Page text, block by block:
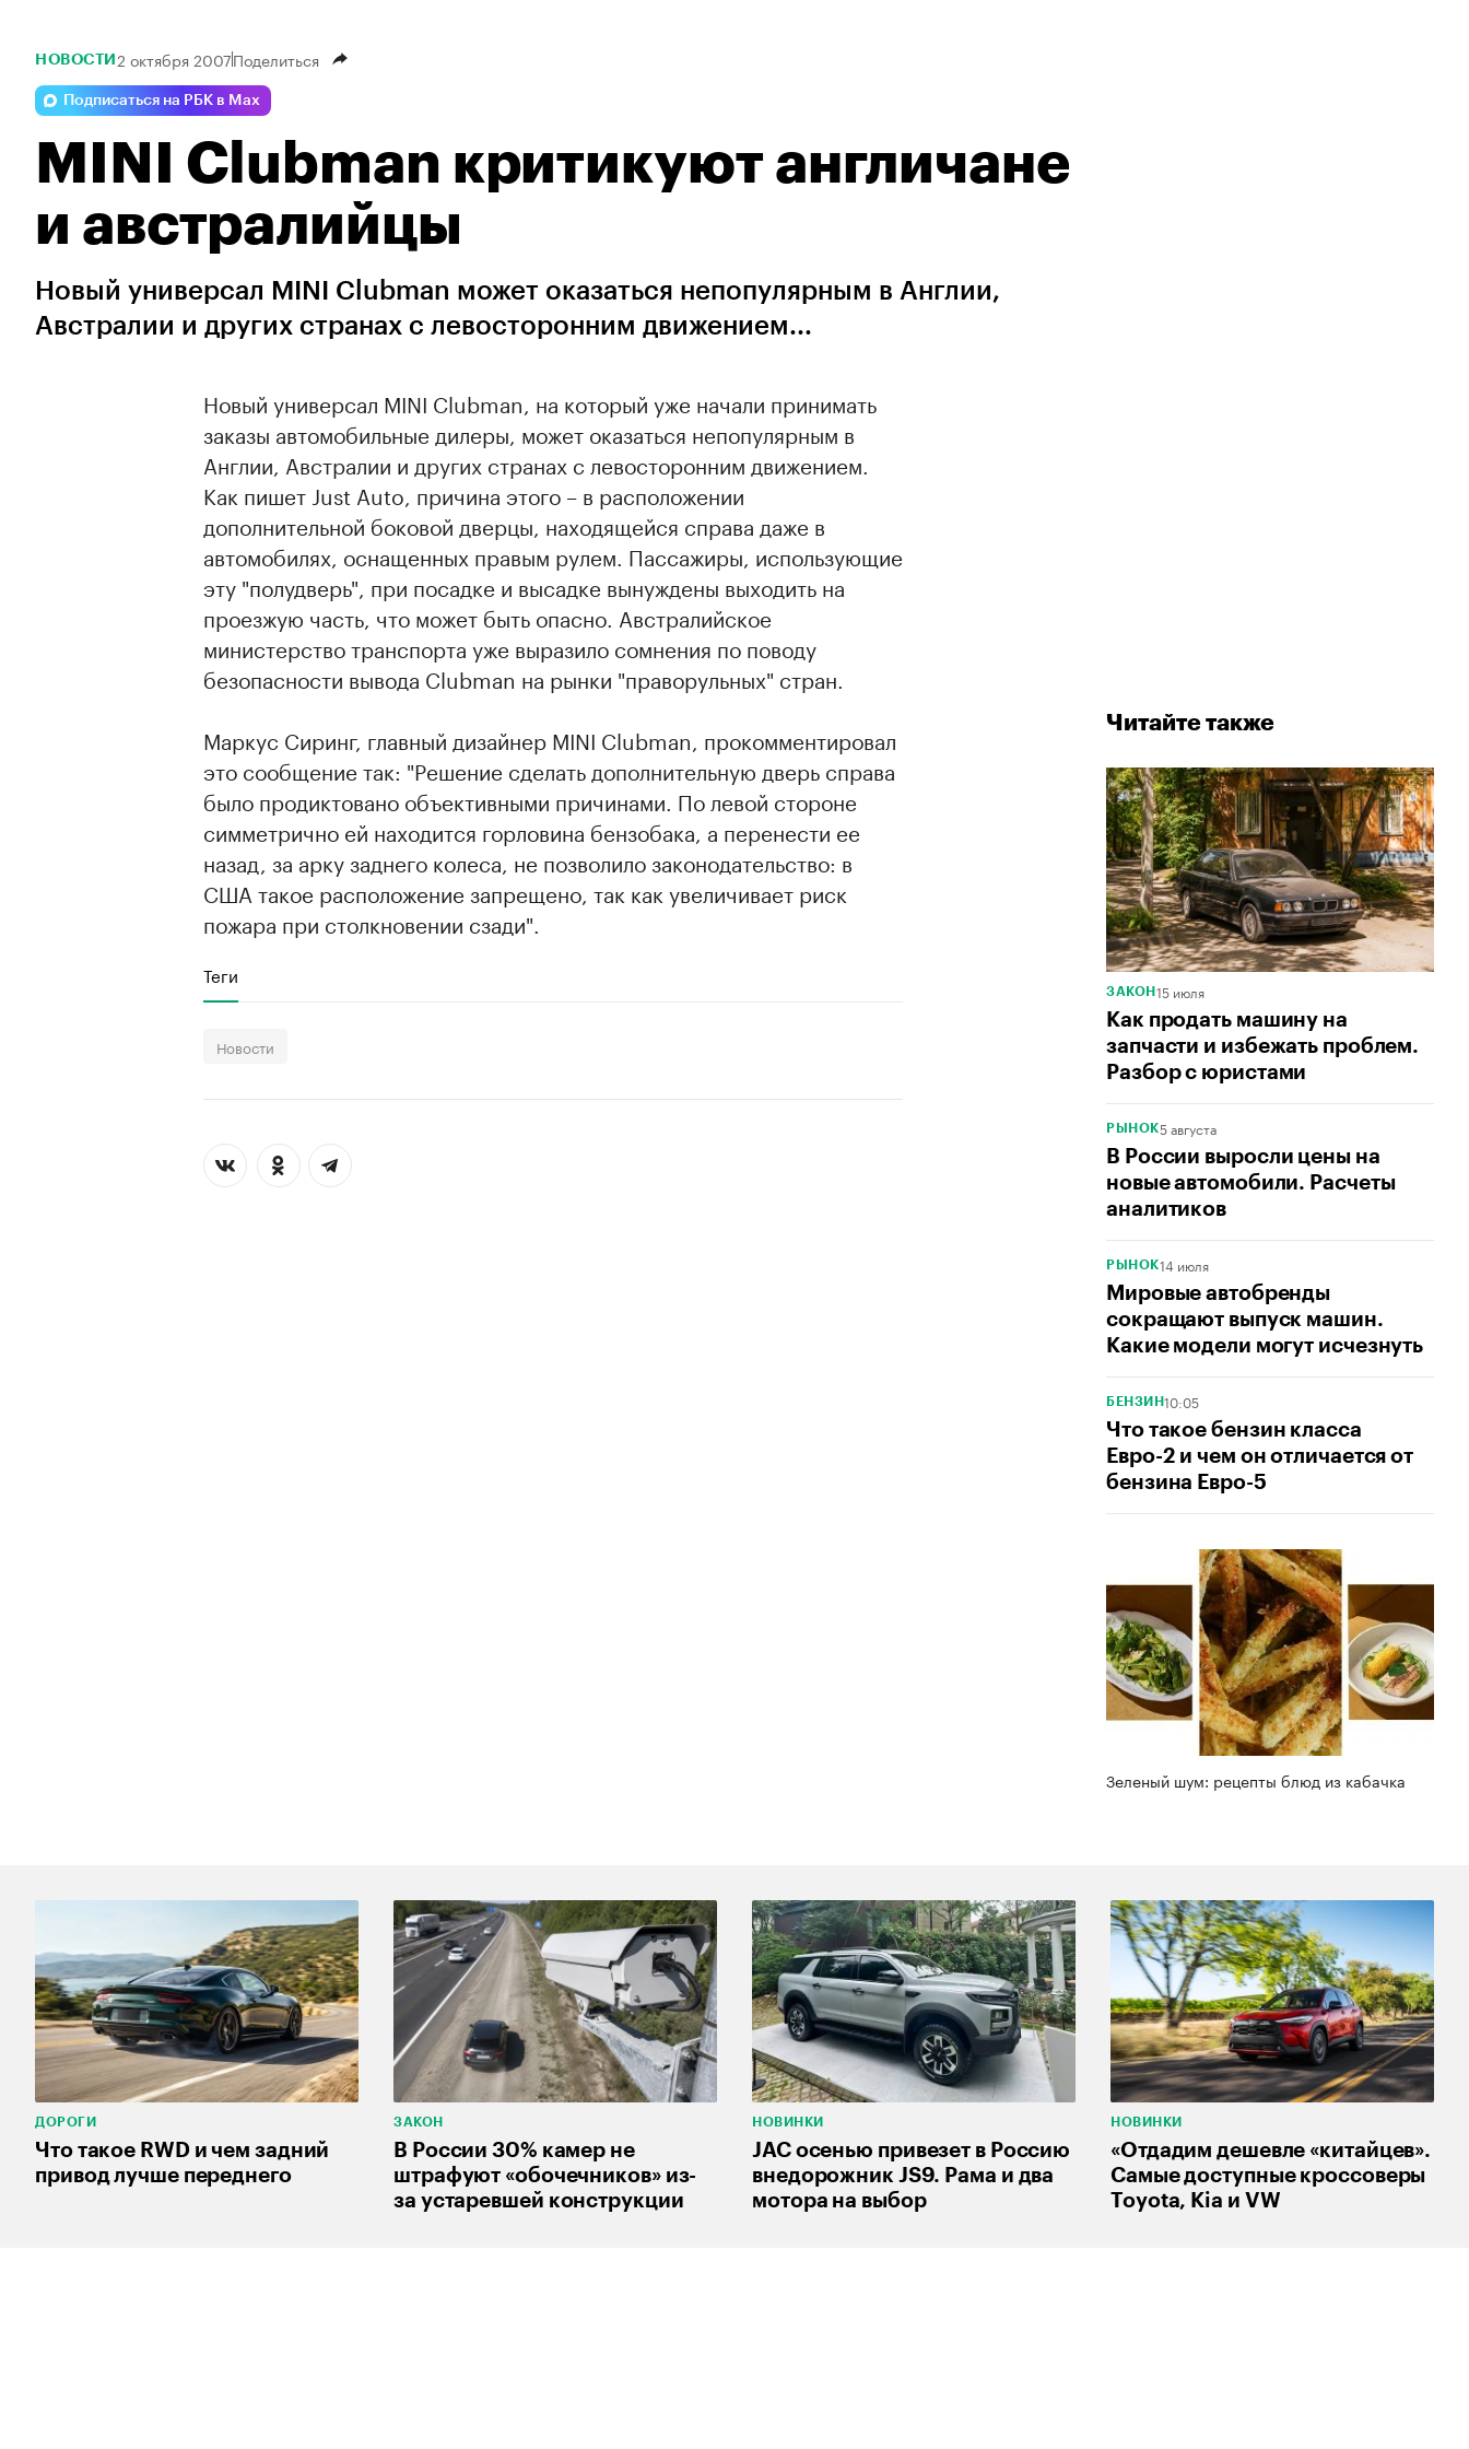
Читайте также
ЗАКОН 15 июля
Как продать машину на
запчасти и избежать проблем.
Разбор с юристами
РЫНОК5 августа
В России выросли цены на
новые автомобили. Расчеты
аналитиков
РЫНОК14 июля
Мировые автобренды
сокращают выпуск машин.
Какие модели могут исчезнуть
БЕНЗИН10:05
Что такое бензин класса
Евро-2 и чем он отличается от
бензина Евро-5
Зеленый шум: рецепты блюд из кабачка
НОВОСТИ 2 октября 2007Поделиться
Подписаться на РБК в Max
MINI Clubman критикуют англичане
и австралийцы
Новый универсал MINI Clubman может оказаться непопулярным в Англии,
Австралии и других странах с левосторонним движением...
Новый универсал MINI Clubman, на который уже начали принимать
заказы автомобильные дилеры, может оказаться непопулярным в
Англии, Австралии и других странах с левосторонним движением.
Как пишет Just Auto, причина этого – в расположении
дополнительной боковой дверцы, находящейся справа даже в
автомобилях, оснащенных правым рулем. Пассажиры, использующие
эту "полудверь", при посадке и высадке вынуждены выходить на
проезжую часть, что может быть опасно. Австралийское
министерство транспорта уже выразило сомнения по поводу
безопасности вывода Clubman на рынки "праворульных" стран.
Маркус Сиринг, главный дизайнер MINI Clubman, прокомментировал
это сообщение так: "Решение сделать дополнительную дверь справа
было продиктовано объективными причинами. По левой стороне
симметрично ей находится горловина бензобака, а перенести ее
назад, за арку заднего колеса, не позволило законодательство: в
США такое расположение запрещено, так как увеличивает риск
пожара при столкновении сзади".
Теги
Новости
ДОРОГИ
Что такое RWD и чем задний
привод лучше переднего
ЗАКОН
В России 30% камер не
штрафуют «обочечников» из-
за устаревшей конструкции
НОВИНКИ
JAC осенью привезет в Россию
внедорожник JS9. Рама и два
мотора на выбор
НОВИНКИ
«Отдадим дешевле «китайцев».
Самые доступные кроссоверы
Toyota, Kia и VW